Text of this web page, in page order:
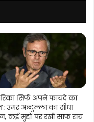
सिर्फ अपने फायदे का
उमर अब्दुल्ला का सीधा
कई मुद्दों पर रखी साफ राय